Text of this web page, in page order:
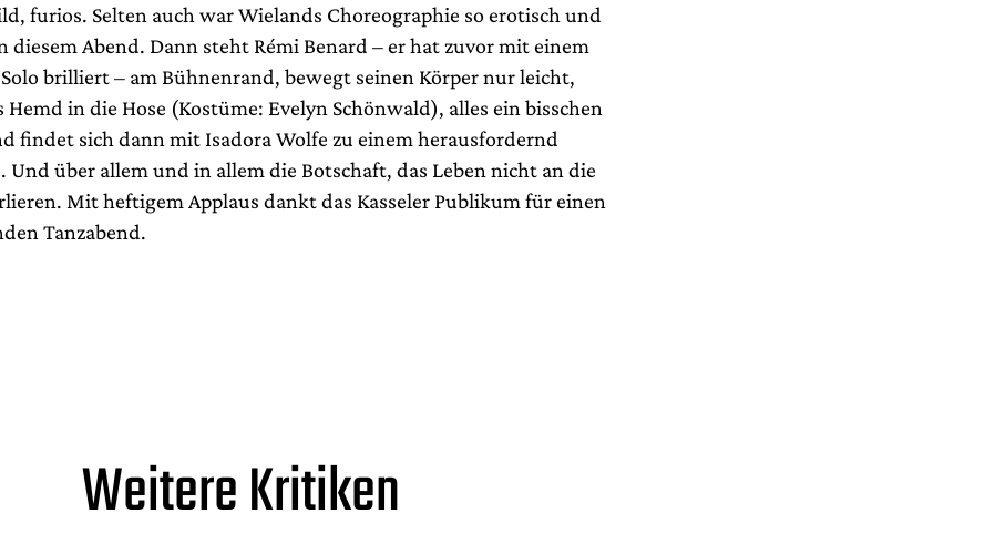
furios. Selten auch war Wielands Choreographie so erotisch und
diesem Abend. Dann steht Rémi Benard –er hat zuvor mit einem
brilliert– am Bühnenrand, bewegt seinen Körper nur leicht,
Hemd in die Hose (Kostüme: Evelyn Schönwald), alles ein bisschen
findet sich dann mit Isadora Wolfe zu einem herausfordernd
Und über allem und in allem die Botschaft, das Leben nicht an die
Mit heftigem Applaus dankt das Kasseler Publikum für einen
Tanzabend.
Weitere Kritiken